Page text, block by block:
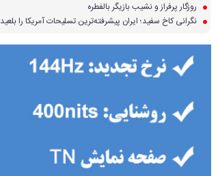
روزگار پرفراز و نشیب بازیگر بالفطره
نگرانی کاخ سفید؛ ایران پیشرفته‌ترین تسلیحات آمریکا را بلعید